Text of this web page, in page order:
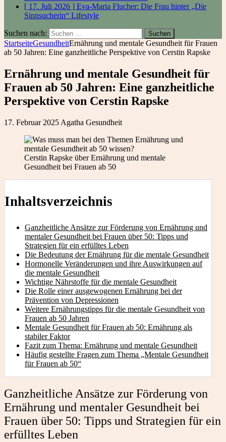
[ 17. Juli 2026 ] Eva-Maria Flucher: Die Frau hinter „Die
Sinnsucherin“ Lifestyle
Suchen nach:
StartseiteGesundheitErnährung und mentale Gesundheit für Frauen
ab 50 Jahren: Eine ganzheitliche Perspektive von Cerstin Rapske
Ernährung und mentale Gesundheit für
Frauen ab 50 Jahren: Eine ganzheitliche
Perspektive von Cerstin Rapske
17. Februar 2025 Agatha Gesundheit
Cerstin Rapske über Ernährung und mentale
Gesundheit bei Frauen ab 50
Inhaltsverzeichnis
Ganzheitliche Ansätze zur Förderung von Ernährung und
mentaler Gesundheit bei Frauen über 50: Tipps und
Strategien für ein erfülltes Leben
Die Bedeutung der Ernährung für die mentale Gesundheit
Hormonelle Veränderungen und ihre Auswirkungen auf
die mentale Gesundheit
Wichtige Nährstoffe für die mentale Gesundheit
Die Rolle einer ausgewogenen Ernährung bei der
Prävention von Depressionen
Weitere Ernährungstipps für die mentale Gesundheit von
Frauen ab 50 Jahren
Mentale Gesundheit für Frauen ab 50: Ernährung als
stabiler Faktor
Fazit zum Thema: Ernährung und mentale Gesundheit
Häufig gestellte Fragen zum Thema „Mentale Gesundheit
für Frauen ab 50“
Ganzheitliche Ansätze zur Förderung von
Ernährung und mentaler Gesundheit bei
Frauen über 50: Tipps und Strategien für ein
erfülltes Leben